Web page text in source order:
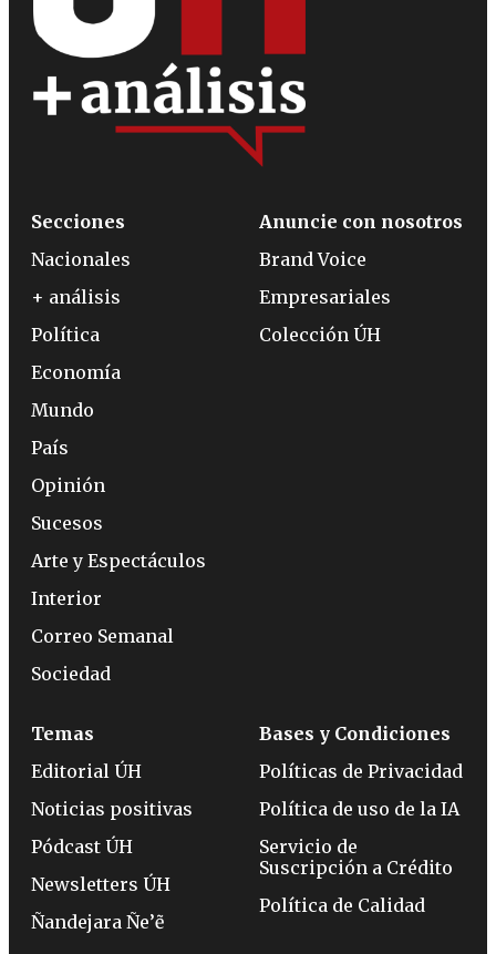
Secciones
Nacionales
+ análisis
Política
Economía
Mundo
País
Opinión
Sucesos
Arte y Espectáculos
Interior
Correo Semanal
Sociedad
Anuncie con nosotros
Brand Voice
Empresariales
Colección ÚH
Temas
Editorial ÚH
Noticias positivas
Pódcast ÚH
Newsletters ÚH
Ñandejara Ñe’ẽ
Bases y Condiciones
Políticas de Privacidad
Política de uso de la IA
Servicio de
Suscripción a Crédito
Política de Calidad